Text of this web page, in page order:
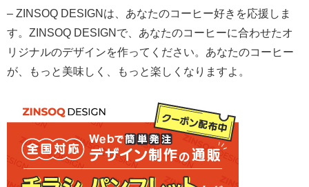
– ZINSOQ DESIGNは、あなたのコーヒー好きを応援しま
す。ZINSOQ DESIGNで、あなたのコーヒーに合わせたオ
リジナルのデザインを作ってください。あなたのコーヒー
が、もっと美味しく、もっと楽しくなりますよ。